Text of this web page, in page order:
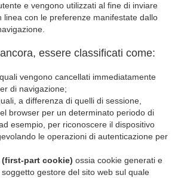
e vengono utilizzati al fine di inviare
linea con le preferenze manifestate dallo
essere classificati come:
vengono cancellati immediatamente
di navigazione;
a differenza di quelli di sessione,
browser per un determinato periodo di
esempio, per riconoscere il dispositivo
le operazioni di autenticazione per
part cookie) ossia cookie generati e
gestore del sito web sul quale